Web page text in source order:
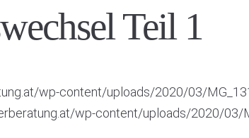
Teil 1
wp-content/uploads/2020/03/
wp-content/uploads/2020/03/